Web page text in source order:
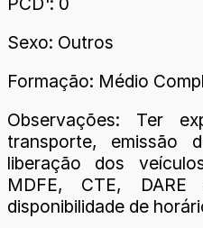
Sexo: Outros
Formação: Médio
Observações: Ter
transporte, emissão
liberação dos
MDFE, CTE,
disponibilidade de